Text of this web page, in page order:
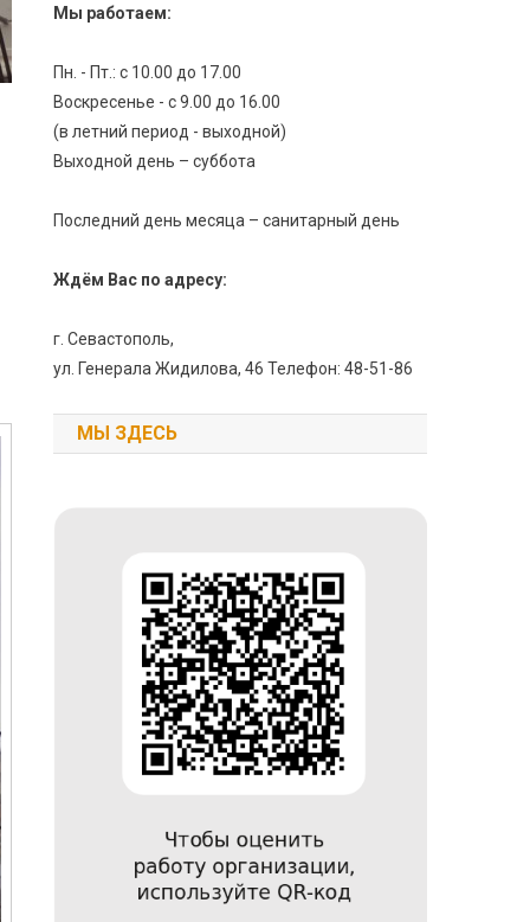
Мы работаем:
Пн. - Пт.: с 10.00 до 17.00
Воскресенье - с 9.00 до 16.00
(в летний период - выходной)
Выходной день – суббота
Последний день месяца – санитарный день
Ждём Вас по адресу:
г. Севастополь,
ул. Генерала Жидилова, 46 Телефон: 48-51-86
МЫ ЗДЕСЬ